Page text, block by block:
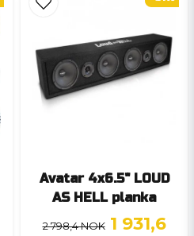
Avatar 4x6.5" LOUD
AS HELL planka
2 798,4 NOK 1 931,6